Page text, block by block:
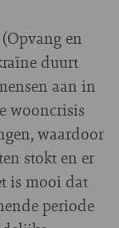
en
duurt
aan in
wooncrisis
waardoor
stokt en er
is mooi dat
periode